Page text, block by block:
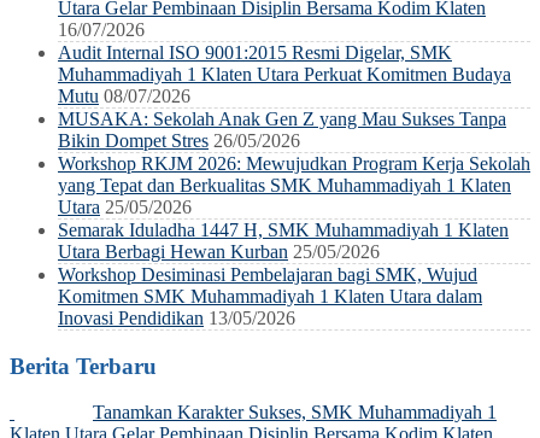
Utara Gelar Pembinaan Disiplin Bersama Kodim Klaten
16/07/2026
Audit Internal ISO 9001:2015 Resmi Digelar, SMK
Muhammadiyah 1 Klaten Utara Perkuat Komitmen Budaya
Mutu 08/07/2026
MUSAKA: Sekolah Anak Gen Z yang Mau Sukses Tanpa
Bikin Dompet Stres 26/05/2026
Workshop RKJM 2026: Mewujudkan Program Kerja Sekolah
yang Tepat dan Berkualitas SMK Muhammadiyah 1 Klaten
Utara 25/05/2026
Semarak Iduladha 1447 H, SMK Muhammadiyah 1 Klaten
Utara Berbagi Hewan Kurban 25/05/2026
Workshop Desiminasi Pembelajaran bagi SMK, Wujud
Komitmen SMK Muhammadiyah 1 Klaten Utara dalam
Inovasi Pendidikan 13/05/2026
Berita Terbaru
Tanamkan Karakter Sukses, SMK Muhammadiyah 1